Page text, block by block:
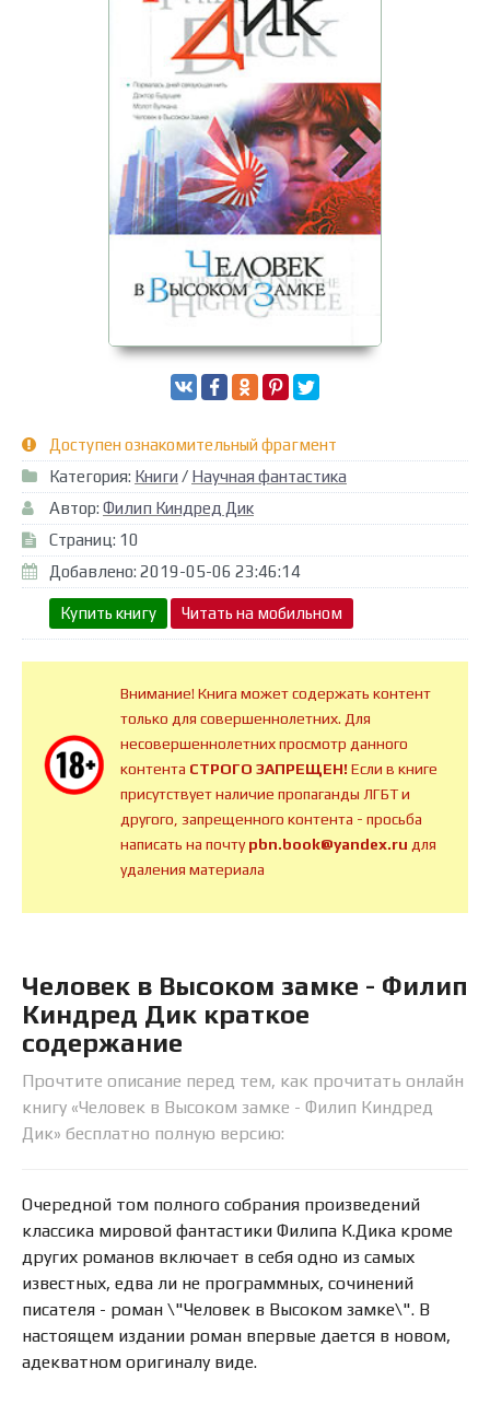
Доступен ознакомительный фрагмент
Категория: Книги / Научная фантастика
Автор: Филип Киндред Дик
Страниц: 10
Добавлено: 2019-05-06 23:46:14
Купить книгу Читать на мобильном
Внимание! Книга может содержать контент
только для совершеннолетних. Для
несовершеннолетних просмотр данного
контента СТРОГО ЗАПРЕЩЕН!Если в книге
присутствует наличие пропаганды ЛГБТ и
другого, запрещенного контента - просьба
написать на почтуpbn.book@yandex.ru для
удаления материала
Человек в Высоком замке - Филип
Киндред Дик краткое
содержание
Прочтите описание перед тем, как прочитать онлайн
книгу «Человек в Высоком замке - Филип Киндред
Дик» бесплатно полную версию:
Очередной том полного собрания произведений
классика мировой фантастики Филипа К.Дика кроме
других романов включает в себя одно из самых
известных, едва ли не программных, сочинений
писателя - роман \"Человек в Высоком замке\". В
настоящем издании роман впервые дается в новом,
адекватном оригиналу виде.